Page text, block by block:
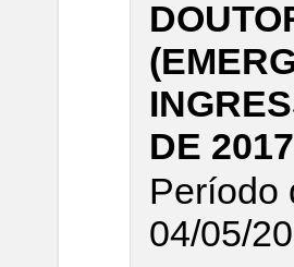
DE 2017
Período
04/05/